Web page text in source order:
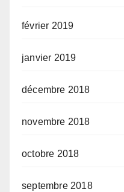
février 2019
janvier 2019
décembre 2018
novembre 2018
octobre 2018
septembre 2018